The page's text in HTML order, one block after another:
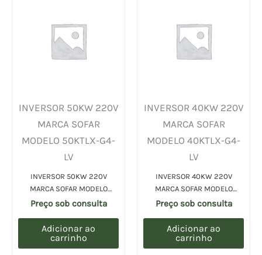
INVERSOR 50KW 220V
MARCA SOFAR
MODELO 50KTLX-G4-
LV
INVERSOR 50KW 220V
MARCA SOFAR MODELO
50KTLX-G4-LV (UN)
Preço sob consulta
Adicionar ao
carrinho
INVERSOR 40KW 220V
MARCA SOFAR
MODELO 40KTLX-G4-
LV
INVERSOR 40KW 220V
MARCA SOFAR MODELO
40KTLX-G4-LV (UN)
Preço sob consulta
Adicionar ao
carrinho